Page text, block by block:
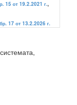
15 от 19.2.2021 г.,
17 от 13.2.2026 г.